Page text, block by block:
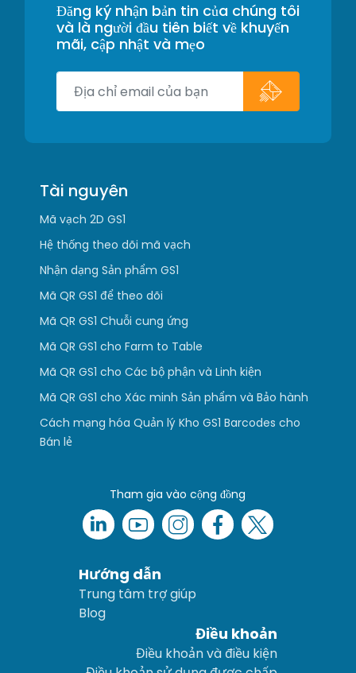
Đăng ký nhận bản tin của chúng tôi
và là người đầu tiên biết về khuyến
mãi, cập nhật và mẹo
Tài nguyên
Mã vạch 2D GS1
Hệ thống theo dõi mã vạch
Nhận dạng Sản phẩm GS1
Mã QR GS1 để theo dõi
Mã QR GS1 Chuỗi cung ứng
Mã QR GS1 cho Farm to Table
Mã QR GS1 cho Các bộ phận và Linh kiện
Mã QR GS1 cho Xác minh Sản phẩm và Bảo hành
Cách mạng hóa Quản lý Kho GS1 Barcodes cho
Bán lẻ
Tham gia vào cộng đồng
Hướng dẫn
Trung tâm trợ giúp
Blog
Điều khoản
Điều khoản và điều kiện